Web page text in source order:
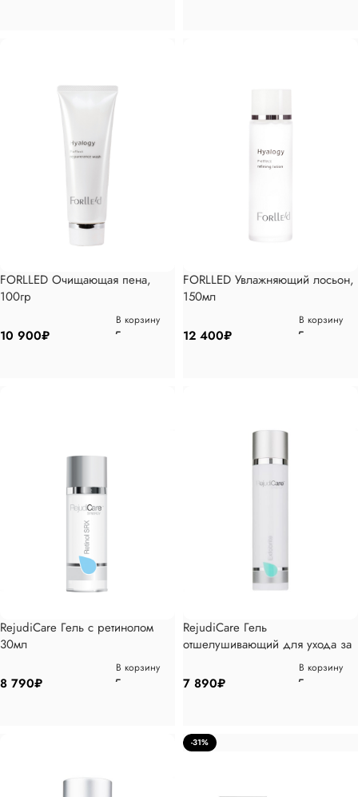
FORLLED Очищающая пена,
100гр
10 900₽
В корзину
FORLLED Увлажняющий лосьон,
150мл
12 400₽
В корзину
RejudiCare Гель с ретинолом
30мл
8 790₽
В корзину
RejudiCare Гель
отшелушивающий для ухода за
7 890₽
В корзину
-31%